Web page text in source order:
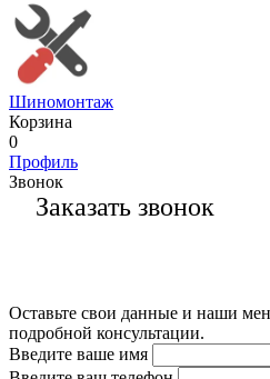
Шиномонтаж
Корзина
0
Профиль
Звонок
Заказать звонок
Оставьте свои данные и наши
подробной консультации.
Введите ваше имя